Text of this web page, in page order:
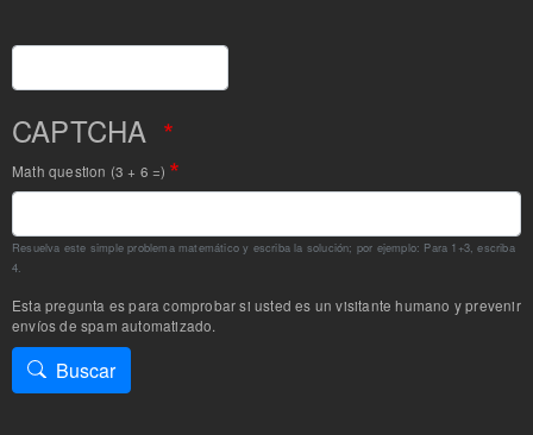
Buscar
CAPTCHA
Math question (3 + 6 =)
Resuelva este simple problema matemático y escriba la solución; por ejemplo: Para 1+3, escriba
4.
Esta pregunta es para comprobar si usted es un visitante humano y prevenir
envíos de spam automatizado.
Buscar